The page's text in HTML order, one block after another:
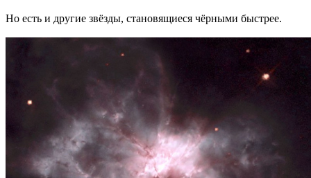
Но есть и другие звёзды, становящиеся чёрными быстрее.